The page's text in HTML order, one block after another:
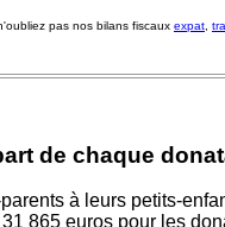
pas nos bilans fiscaux expat
de chaque
à leurs petits-
865 euros pour les